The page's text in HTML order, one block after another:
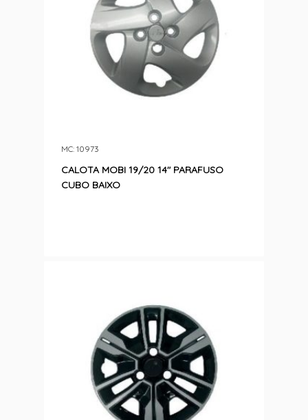
CALOTA MOBI 19/20 14″ PARAFUSO
CUBO BAIXO
MC: 10973